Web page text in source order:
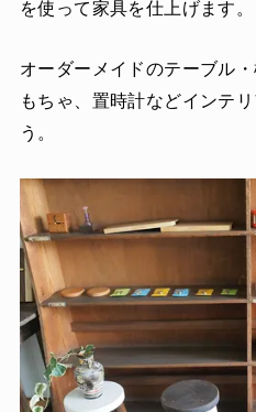
を使って家具を仕上げます。
オーダーメイドのテーブル
もちゃ、置時計などインテ
う。